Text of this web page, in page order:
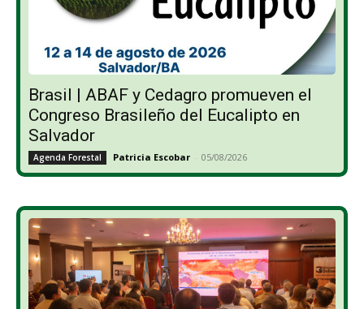
Brasil | ABAF y Cedagro promueven el
Congreso Brasileño del Eucalipto en
Salvador
Agenda Forestal Patricia Escobar - 05/08/2026